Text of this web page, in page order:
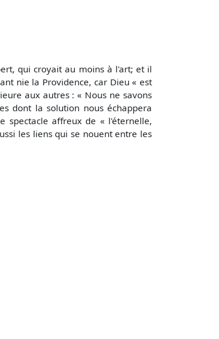
qui croyait au moins à l'art; et il
nie la Providence, car Dieu « est
aux autres : « Nous ne savons
dont la solution nous échappera
spectacle affreux de « l'éternelle,
les liens qui se nouent entre les